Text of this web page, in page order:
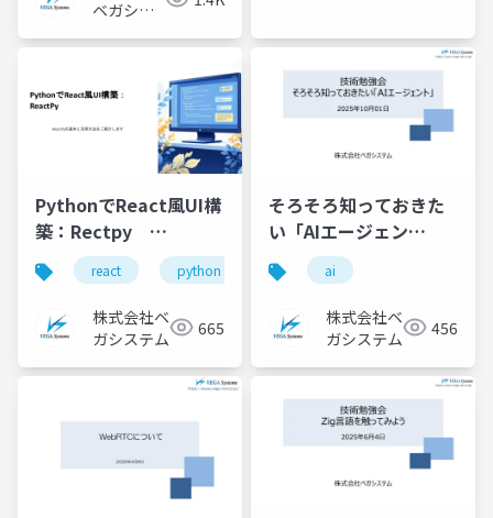
ベガシス
PythonでReact風UI構
築：Rectpy
2025/09/17 技術勉強会
資料
react python
株式会社ベ
ガシステム
665
そろそろ知っておきた
い「AIエージェン
ト」 2025/10/01 技術
勉強会資料
ai
株式会社ベ
ガシステム
456